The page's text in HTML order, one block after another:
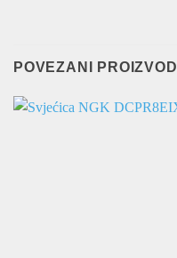
POVEZANI PROIZVODI